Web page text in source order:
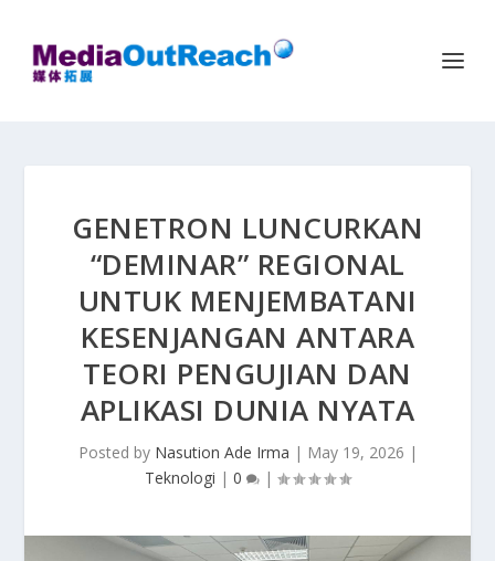
GENETRON LUNCURKAN
“DEMINAR” REGIONAL
UNTUK MENJEMBATANI
KESENJANGAN ANTARA
TEORI PENGUJIAN DAN
APLIKASI DUNIA NYATA
Posted by Nasution Ade Irma | May 19, 2026 |
Teknologi | 0 |